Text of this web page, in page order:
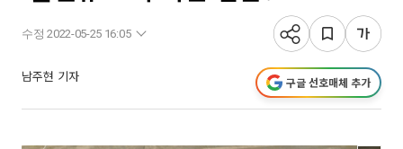
수정 2022-05-25 16:05
남주현 기자 구글 선호매체 추가